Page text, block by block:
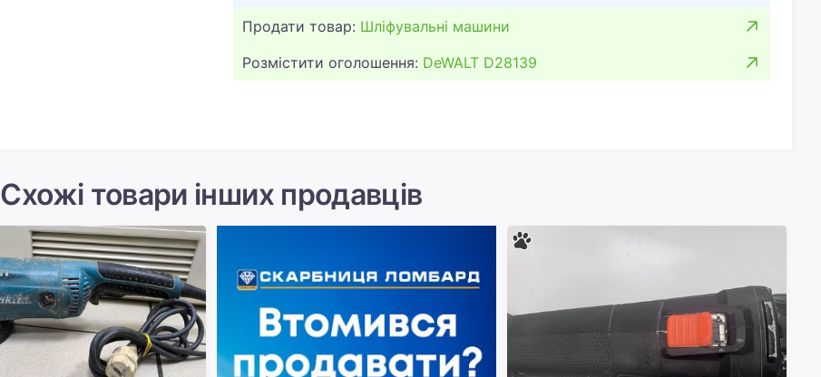
Продати товар: Шліфувальні машини
Розмістити оголошення: DeWALT D28139
Схожі товари інших продавців